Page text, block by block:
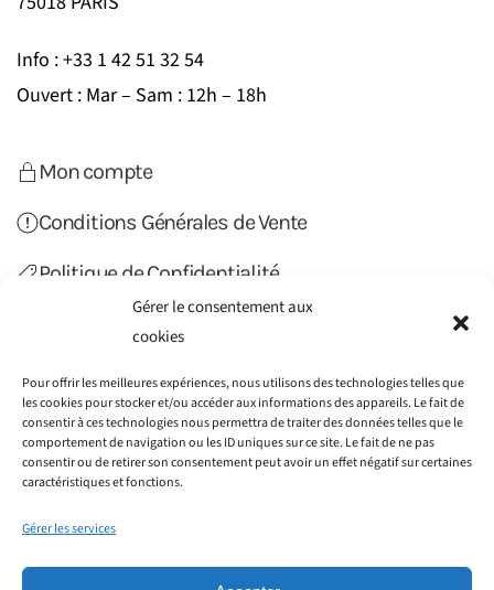
Gérer le consentement aux
cookies
Pour offrir les meilleures expériences, nous utilisons des technologies telles que
les cookies pour stocker et/ou accéder aux informations des appareils. Le fait de
consentir à ces technologies nous permettra de traiter des données telles que le
comportement de navigation ou les ID uniques sur ce site. Le fait de ne pas
consentir ou de retirer son consentement peut avoir un effet négatif sur certaines
caractéristiques et fonctions.
Gérer les services
Info : +33 1 42 51 32 54
Ouvert : Mar – Sam : 12h – 18h
Mon compte
Conditions Générales de Vente
Politique de Confidentialité
Politique de Cookies (UE)
Contact